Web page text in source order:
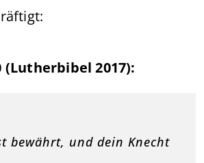
(Lutherbibel 2017):
bewährt, und dein Knecht